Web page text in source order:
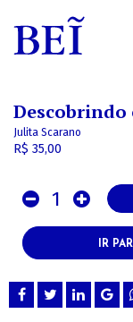
Descobrindo
Julita Scarano
R$ 35,00
1
IR